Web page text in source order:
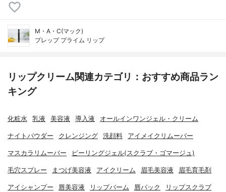
M・A・C(マック)
プレップ プライム リップ
リップクリーム関連カテゴリ：おすすめ商品ラン
キング
化粧水 乳液 美容液 導入液 オールインワンジェル・クリーム
ナイトパウダー クレンジング 洗顔料 アイメイクリムーバー
マスカラリムーバー ピーリングジェル(スクラブ・ゴマージュ)
毛穴スプレー まつげ美容液 アイクリーム 眉毛美容液 眉毛育毛剤
アイシャンプー 唇美容液 リップバーム 唇パック リップスクラブ